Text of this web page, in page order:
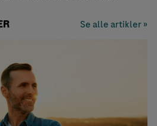
Se alle artikler »